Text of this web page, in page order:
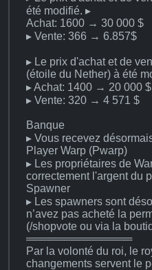
été modifié. ▸
Achat: 1600 → 30 000 $
▸ Vente: 366 → 6.857$
▸ Le prix d'achat et de
(étoile du Nether) à été
▸ Achat: 1400 → 20 000 $
▸ Vente: 320 → 4 571 $
Banque
▸ Vous recevez
Player Warp (Pwarp)
▸ Les propriétaires de
correctement l'argent du
Spawner
▸ Les spawners sont
n’avez pas acheté la
(/shopvote ou via la
══════════════
Par la volonté du roi, le
changements servent le